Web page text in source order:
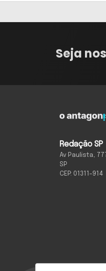
Seja
Redação SP
Av Paulista,
SP
CEP: 01311-914